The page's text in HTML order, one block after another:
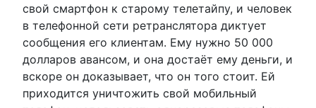
свой смартфон к старому телетайпу, и человек
в телефонной сети ретранслятора диктует
сообщения его клиентам. Ему нужно 50 000
долларов авансом, и она достаёт ему деньги, и
вскоре он доказывает, что он того стоит. Ей
приходится уничтожить свой мобильный